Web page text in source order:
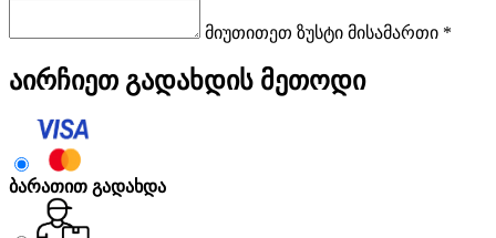
მიუთითეთ ზუსტი მისამართი *
აირჩიეთ გადახდის მეთოდი
ბარათით გადახდა